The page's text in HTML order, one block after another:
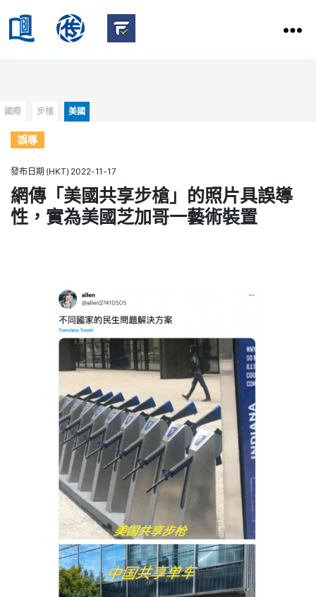
HKBU
of
Communication
Categories
國際 步槍 美國
誤導
發布日期 (HKT) 2022-11-17
網傳「美國共享步槍」的照片具誤導
性，實為美國芝加哥一藝術裝置